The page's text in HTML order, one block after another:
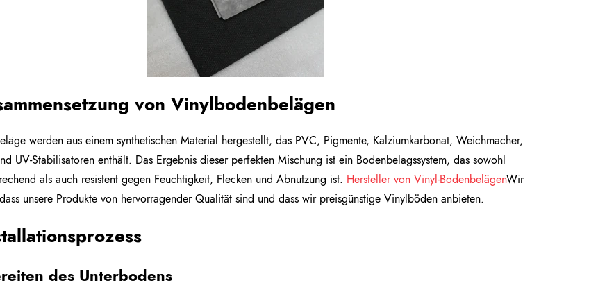
von Vinylbodenbelägen
werden aus einem synthetischen Material hergestellt, das PVC, Pigmente, Kalziumkarbonat, Weichmacher,
UV-Stabilisatoren enthält. Das Ergebnis dieser perfekten Mischung ist ein Bodenbelagssystem, das sowohl
als auch resistent gegen Feuchtigkeit, Flecken und Abnutzung ist. Hersteller von Vinyl-BodenbelägenWir
unsere Produkte von hervorragender Qualität sind und dass wir preisgünstige Vinylböden anbieten.
des Unterbodens